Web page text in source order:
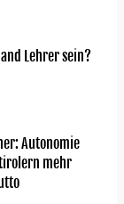
Lehrer sein?
Autonomie
mehr